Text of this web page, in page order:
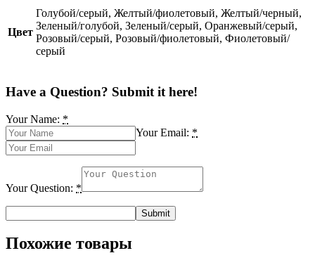
Цвет
Голубой/серый, Желтый/фиолетовый, Желтый/черный,
Зеленый/голубой, Зеленый/серый, Оранжевый/серый,
Розовый/серый, Розовый/фиолетовый, Фиолетовый/
серый
Have a Question? Submit it here!
Your Name: *
Your Email: *
Your Question: *
Похожие товары